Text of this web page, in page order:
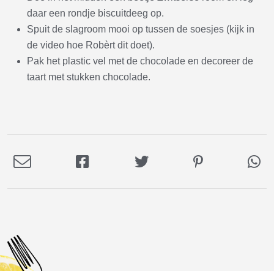
daar een rondje biscuitdeeg op.
Spuit de slagroom mooi op tussen de soesjes (kijk in
de video hoe Robèrt dit doet).
Pak het plastic vel met de chocolade en decoreer de
taart met stukken chocolade.
Deel
Deel